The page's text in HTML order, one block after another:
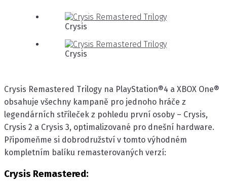
Crysis
Crysis
Crysis Remastered Trilogy na PlayStation®4 a XBOX One®
obsahuje všechny kampaně pro jednoho hráče z
legendárních stříleček z pohledu první osoby – Crysis,
Crysis 2 a Crysis 3, optimalizované pro dnešní hardware.
Připomeňme si dobrodružství v tomto výhodném
kompletním balíku remasterovaných verzí:
Crysis Remastered: